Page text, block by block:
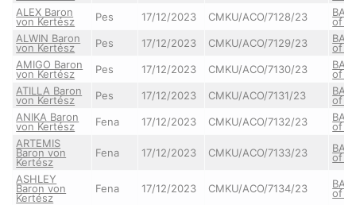
ALEX Baron
von Kertész Pes 17/12/2023 CMKU/ACO/7128/23
of
ALWIN Baron
von Kertész Pes 17/12/2023 CMKU/ACO/7129/23
of
AMIGO Baron
von Kertész Pes 17/12/2023 CMKU/ACO/7130/23
of
ATILLA Baron
von Kertész Pes 17/12/2023 CMKU/ACO/7131/23
of
ANIKA Baron
von Kertész Fena 17/12/2023 CMKU/ACO/7132/23
of
ARTEMIS
Baron von
Kertész
Fena 17/12/2023 CMKU/ACO/7133/23
of
ASHLEY
Baron von
Kertész
Fena 17/12/2023 CMKU/ACO/7134/23 of